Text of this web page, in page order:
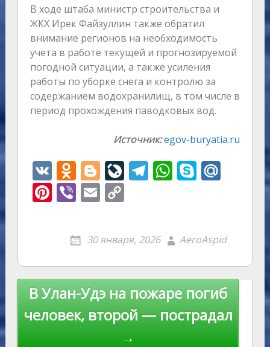
В ходе штаба министр строительства и
ЖКХ Ирек Файзуллин также обратил
внимание регионов на необходимость
учета в работе текущей и прогнозируемой
погодной ситуации, а также усиления
работы по уборке снега и контролю за
содержанием водохранилищ, в том числе в
период прохождения паводковых вод.
Источник:egov-buryatia.ru
V
K
O
d
n
o
kl
as
s
ni
ki
Bl
o
g
er
Li
v
eJ
u
r
n
al
T
a
m
W
A
p
p
S
e
M
u
Pi
st
Vi
er
E
ai
l
C
p
y
Li
n
k
30 января, 2026 AeroAspid
Навигация
В Улан-Удэ на пожаре погиб
человек, второй — пострадал
→